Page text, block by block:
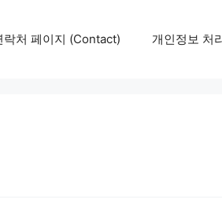
락처 페이지 (Contact) 개인정보 처